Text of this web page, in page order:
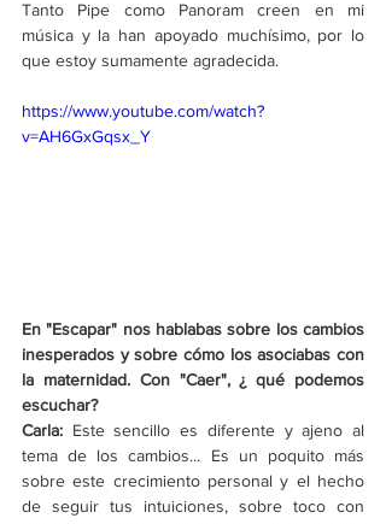
Tanto Pipe como Panoram creen en mi
música y la han apoyado muchísimo, por lo
que estoy sumamente agradecida.
https://www.youtube.com/watch?
v=AH6GxGqsx_Y
En "Escapar" nos hablabas sobre los cambios
inesperados y sobre cómo los asociabas con
la maternidad. Con "Caer", ¿ qué podemos
escuchar?
Carla: Este sencillo es diferente y ajeno al
tema de los cambios... Es un poquito más
sobre este crecimiento personal y el hecho
de seguir tus intuiciones, sobre toco con